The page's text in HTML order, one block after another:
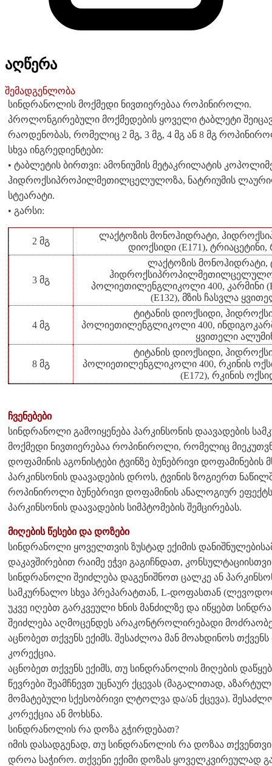
აღწერა
შემადგენლობა
სინდრანოლის მოქმედი ნივთიერებაა როპინიროლი.
პროლონგირებული მოქმედების ყოველი ტაბლეტი
რაოდენობას, რომელიც 2 მგ, 3 მგ, 4 მგ ან 8 მგ
სხვა ინგრედიენტები:
• ტაბლეტის ბირთვი: ამონიუმის მეტაკრილატის
ჰიდროქსიპროპილმეთილცელულოზა, ნატრიუმის
სტეარატი.
• გარსი:
2 მგ
ლაქტოზის მონოჰიდრატი,
დიოქსიდი (E171),
3 მგ
ლაქტოზის მონოჰიდრატი,
პოლიეთილენგლიკოლი 400, კარმინი
(E132), მზის ჩასვლა
4 მგ
ტიტანის დიოქსიდი,
პოლიეთილენგლიკოლი 400,
ყვითელი
8 მგ
ტიტანის დიოქსიდი,
პოლიეთილენგლიკოლი 400, რკინის
(E172), რკინის
ჩვენებები
სინდრანოლი გამოიყენება პარკინსონის დაავადების
მოქმედი ნივთიერებაა როპინიროლი, რომელიც
დოფამინის აგონისტები ტვინზე ბუნებრივი დოფამინების
პარკინსონის დაავადების დროს, ტვინის ზოგიერთ
როპინიროლი ბუნებრივი დოფამინის ანალოგიურ
პარკინსონის დაავადების სიმპტომების შემცირებას.
მიღების წესები და დოზები
სინდრანოლი ყოველთვის ზუსტად ექიმის
დაკავშირებით რაიმე ეჭვი გაგიჩნდათ,
სინდრანოლი შეიძლება დაგენიშნოთ ცალკე ან
სამკურნალო სხვა პრეპარატთან, L-დოფასთან
უკვე იღებთ გარკვეული ხნის მანძილზე და იწყებთ
შეიძლება აღმოცენდეს არაკონტროლირებადი
აცნობეთ თქვენს ექიმს. შესაძლოა მან მოახდინოს
კორექცია.
აცნობეთ თქვენს ექიმს, თუ სინდრანოლის მიღების
წევრები შეამჩნევთ უცნაურ ქცევას (მაგალითად,
მომატებული სქესობრივი ლტოლვა და/ან ქცევა).
კორექცია ან მოხსნა.
სინდრანოლის რა დოზა გჭირდებათ?
იმის დასადგენად, თუ სინდრანოლის რა დოზაა
დროა საჭირო. თქვენი ექიმი დოზას ყოველკვირეულად